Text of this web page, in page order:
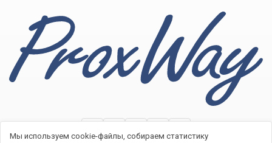
Мы используем cookie-файлы, собираем статистику